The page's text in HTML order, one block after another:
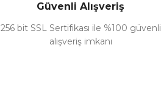
Güvenli Alışveriş
256 bit SSL Sertifikası ile %100 güvenli
alışveriş imkanı